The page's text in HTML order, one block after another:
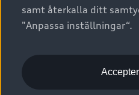
Audi Collection –
Vanliga frågor
2G/3G nätet stängs ned -
myAudi
Pressmeddelanden
Nyhetsbrev
Vårt hållbarhetsarbete
Utgivare Juridiskt
Juridiskt Audi Digital Giveaway
Anpassa inställningar för
Visselblåsarkanaler
samt återkalla ditt
"Anpassa inställningar“.